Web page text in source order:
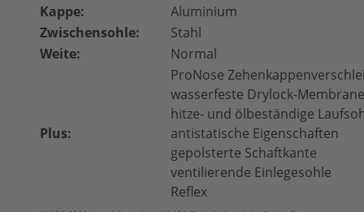
Kappe:
Aluminium
Zwischensohle:
Stahl
Weite:
Normal
Plus:
ProNose
wasserfeste Drylock-Membrane
hitze- und ölbeständige
antistatische Eigenschaften
gepolsterte Schaftkante
ventilierende Einlegesohle
Reflex